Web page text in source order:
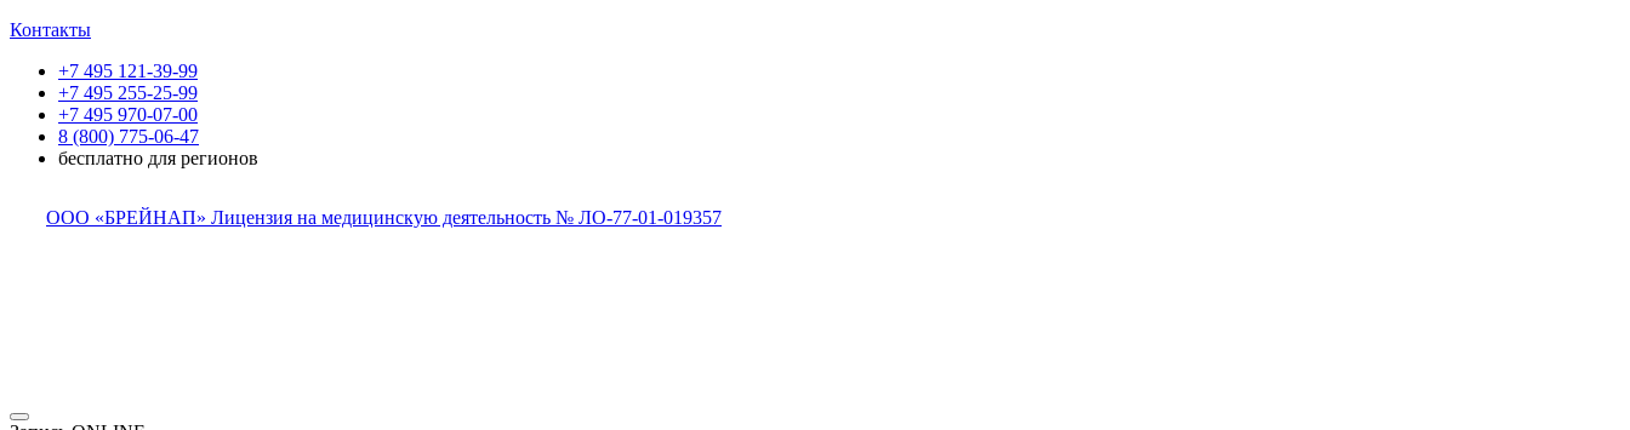
Контакты
+7 495 121-39-99
+7 495 255-25-99
+7 495 970-07-00
8 (800) 775-06-47
бесплатно для регионов
ООО «БРЕЙНАП» Лицензия на медицинскую деятельность № ЛО-77-01-019357